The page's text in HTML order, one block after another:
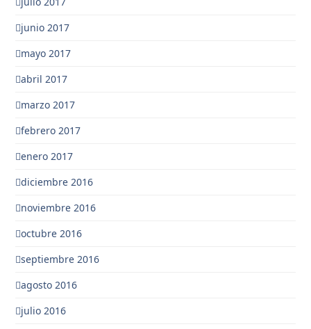
junio 2017
mayo 2017
abril 2017
marzo 2017
febrero 2017
enero 2017
diciembre 2016
noviembre 2016
octubre 2016
septiembre 2016
agosto 2016
julio 2016